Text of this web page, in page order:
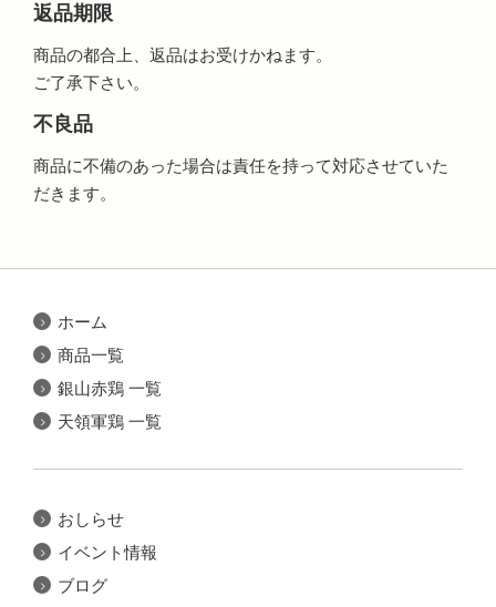
返品期限
商品の都合上、返品はお受けかねます。
ご了承下さい。
不良品
商品に不備のあった場合は責任を持って対応させていた
だきます。
ホーム
商品一覧
銀山赤鶏 一覧
天領軍鶏 一覧
おしらせ
イベント情報
ブログ